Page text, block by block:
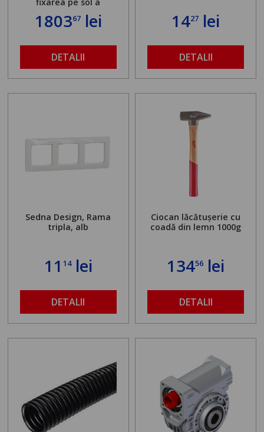
standului mașinii de
găurit în locul
maximă admisă de 500
kg și înălțime reglabilă
de la 1,8 la 2,9 m
180367lei
DETALII
1427 lei
DETALII
Sedna Design, Rama
tripla, alb
11 14lei
DETALII
Ciocan lăcătușerie cu
coadă din lemn 1000g
13456 lei
DETALII